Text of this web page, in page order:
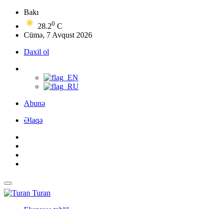
Bakı
28.20 C
Cümə, 7 Avqust 2026
Daxil ol
Abunə
Əlaqə
Turan